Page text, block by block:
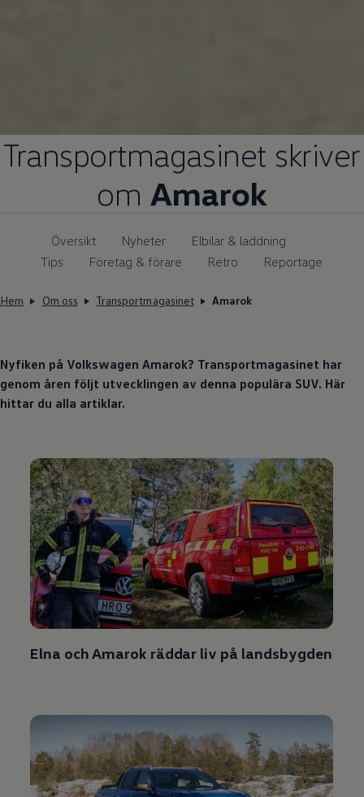
Transportmagasinet skriver
om Amarok
Översikt Nyheter
Elbilar & laddning
Tips
Företag & förare Retro Reportage
Hem Om oss Transportmagasinet Amarok
Nyfiken på Volkswagen Amarok? Transportmagasinet har
genom åren följt utvecklingen av denna populära SUV. Här
hittar du alla artiklar.
Elna och Amarok räddar liv på landsbygden